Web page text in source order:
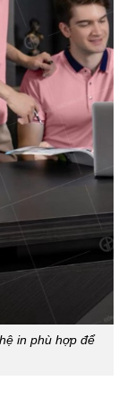
in phù hợp để